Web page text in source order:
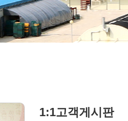
노루궁뎅이버섯
녹각영지버섯
상황버섯
체험안내
체험신청하기
1:1고객게시판